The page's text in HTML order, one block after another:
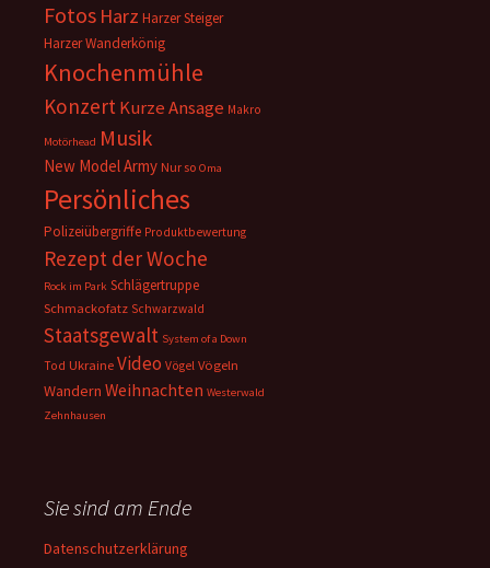
Fotos Harz Harzer Steiger
Harzer Wanderkönig
Knochenmühle
KonzertKurze Ansage Makro
Motörhead Musik
New Model Army Nur so Oma
Persönliches
Polizeiübergriffe Produktbewertung
Rezept der Woche
Rock im Park Schlägertruppe
Schmackofatz Schwarzwald
Staatsgewalt System of a Down
Tod Ukraine Video Vögel Vögeln
Wandern Weihnachten Westerwald
Zehnhausen
Sie sind am Ende
Datenschutzerklärung